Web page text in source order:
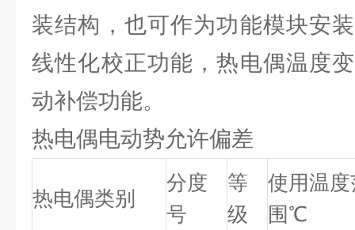
装结构，也可作为功能模块安
线性化校正功能，热电偶温度
动补偿功能。
热电偶电动势允许偏差
热电偶类别
分度
号
等
级
使用温度
围℃